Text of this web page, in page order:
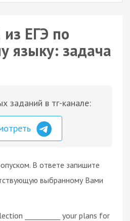
ЕГЭ по
языку: задача
заданий в тг-канале:
В ответе запишите
выбранному Вами
__________ your plans for